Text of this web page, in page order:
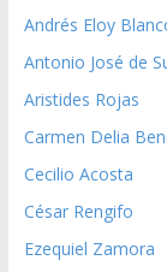
Andrés Eloy
Antonio José de
Aristides Rojas
Carmen Delia
Cecilio Acosta
César Rengifo
Ezequiel Zamora